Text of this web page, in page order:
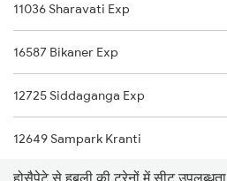
12650 Ypr S Kranti
11036 Sharavati Exp
16587 Bikaner Exp
12725 Siddaganga Exp
12649 Sampark Kranti